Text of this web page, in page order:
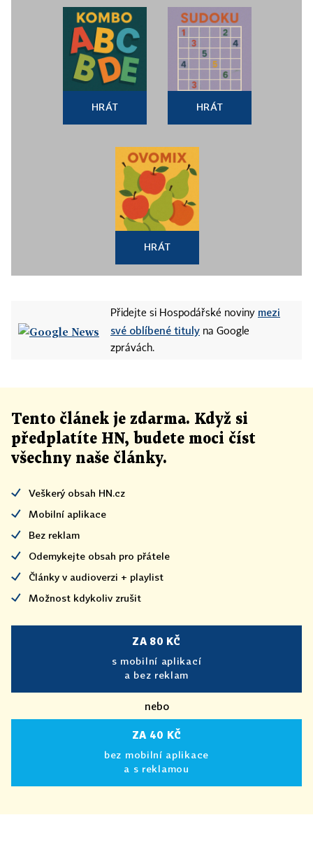
HRÁT HRÁT
HRÁT
Přidejte si Hospodářské noviny mezi
své oblíbené tituly na Google
zprávách.
Tento článek je zdarma. Když si
předplatíte HN, budete moci číst
všechny naše články.
Veškerý obsah HN.cz
Mobilní aplikace
Bez reklam
Odemykejte obsah pro přátele
Články v audioverzi + playlist
Možnost kdykoliv zrušit
ZA 80 KČ
s mobilní aplikací
a bez reklam
nebo
ZA 40 KČ
bez mobilní aplikace
a s reklamou